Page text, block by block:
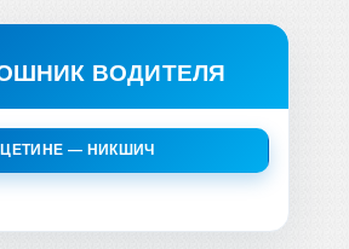
ВОДИТЕЛЯ
ЦЕТИНЕ — НИКШИЧ